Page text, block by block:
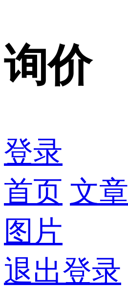
询价
登录
首页 文章
图片
退出登录